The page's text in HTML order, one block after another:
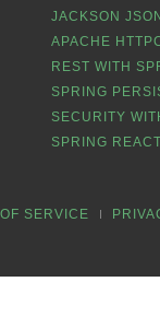
JACKSON
APACHE
REST WITH
SPRING
SECURITY
SPRING
SERVICE